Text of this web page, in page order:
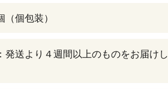
（個包装）
発送より４週間以上のものをお届けし